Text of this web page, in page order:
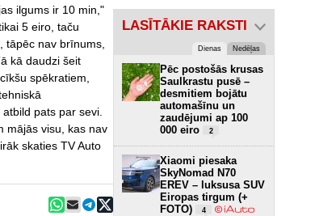
ilgums ir 10 min,"
5 eiro, taču
tāpēc nav brīnums,
kā daudzi šeit
spēkratiem,
pats par sevi.
mājās visu, kas nav
skaties TV Auto
LASĪTĀKIE RAKSTI
Dienas Nedēļas
Pēc postošās krusas
Saulkrastu pusē –
desmitiem bojātu
automašīnu un
zaudējumi ap 100
000 eiro
2
Xiaomi piesaka
SkyNomad N70
EREV – luksusa SUV
Eiropas tirgum (+
FOTO)
4